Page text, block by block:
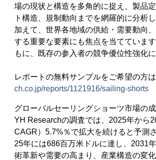
場の現状と構造を多角的に捉え、製品
ト構造、規制動向までを網羅的に分析し
加えて、世界各地域の供給・需要動向
する重要な要素にも焦点を当てていま
もに、既存の参入者の競争優位性強化
レポートの無料サンプルをご希望の方
ch.co.jp/reports/1121916/sailing-shorts
グローバルセーリングショーツ市場の
YH Researchの調査では、2025年から
CAGR）5.7%％で拡大を続けると予測
25年には686百万米ドルに達し、2031
術革新や需要の高まり、産業構造の変